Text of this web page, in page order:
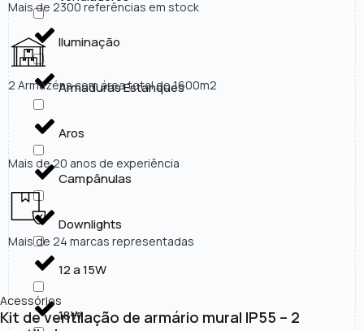
Iluminação
Armaduras Estanques
Aros
Campânulas
Downlights
12 a 15W
18W
Mais de 2300 referências em stock
2 Armazéns com área total de 1600m2
Mais de 20 anos de experiência
Mais de 24 marcas representadas
Acessórios
Kit de ventilação de armário mural IP55 – 2